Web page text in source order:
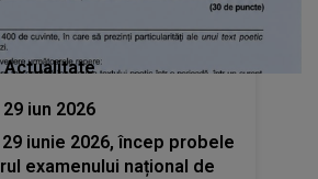
Actualitate
29 iun 2026
29 iunie 2026, încep probele
examenului național de